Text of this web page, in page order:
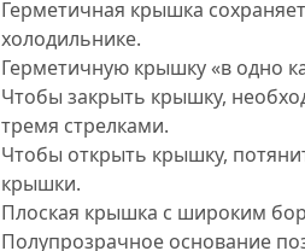
Герметичная крышка
холодильнике.
Герметичную крышку «в одно
Чтобы закрыть крышку,
тремя стрелками.
Чтобы открыть крышку,
крышки.
Плоская крышка с широким
Полупрозрачное основание